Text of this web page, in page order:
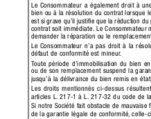
Le Consommateur a également droit à
bien ou à la résolution du contrat lorsque
est si grave qu’il justiﬁe que la réduction
contrat soit immédiate. Le Consommateur
demander la réparation ou le
Le Consommateur n’a pas droit à la
défaut de conformité est mineur.
Toute période d’immobilisation du bien
ou de son remplacement suspend la
jusqu’à la délivrance du bien remis en état.
Les droits mentionnés ci-dessus
articles L. 217-1 à L.
217-32 du code de
Si notre Société fait obstacle de
de la garantie légale de conformité, celle-